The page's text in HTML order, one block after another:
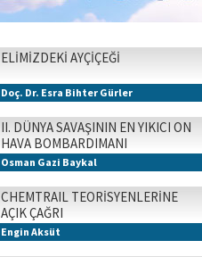
ELİMİZDEKİ AYÇİÇEĞİ
Doç. Dr. Esra Bihter Gürler
II. DÜNYA SAVAŞININ EN YIKICI ON
HAVA BOMBARDIMANI
Osman Gazi Baykal
CHEMTRAIL TEORİSYENLERİNE
AÇIK ÇAĞRI
Engin Aksüt